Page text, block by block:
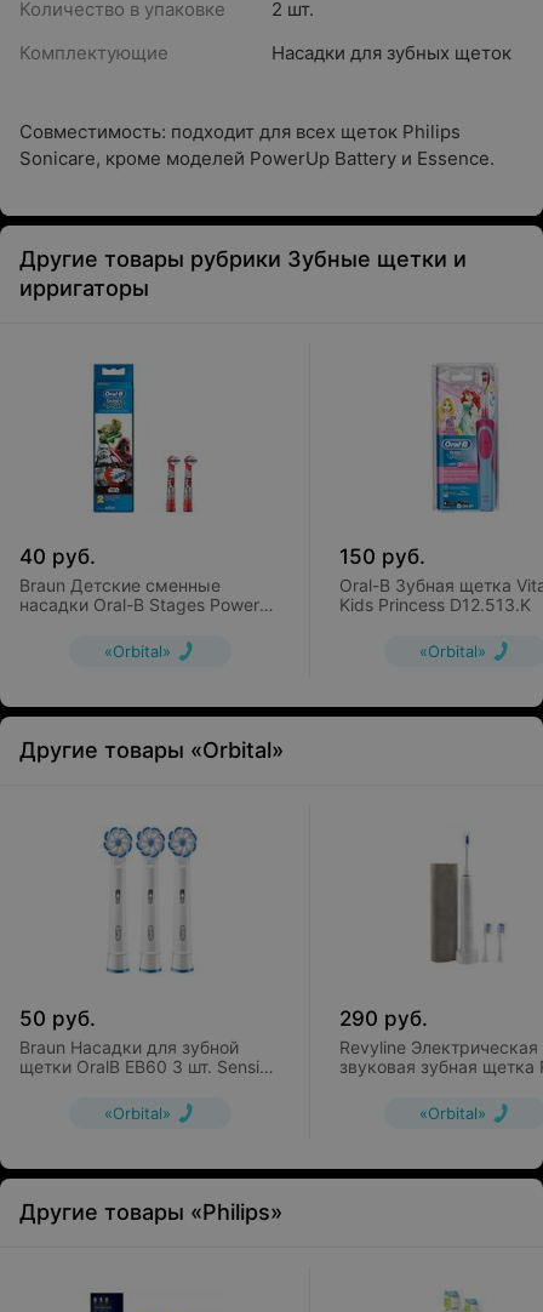
Количество в упаковке
2 шт.
Комплектующие
Насадки для зубных щеток
Совместимость: подходит для всех щеток Philips
Sonicare, кроме моделей PowerUp Battery и Essence.
Другие товары рубрики Зубные щетки и
ирригаторы
40 руб.
Braun Детские сменные
насадки Oral-B Stages Power
«Orbital»
150 руб.
Oral-B Зубная щетка
Kids Princess D12.513.K
«Orbital»
Другие товары «Orbital»
50 руб.
Braun Насадки для зубной
щетки OralB EB60 3 шт. Sensi
«Orbital»
290 руб.
Revyline Электрическая
звуковая зубная щетка
«Orbital»
Другие товары «Philips»